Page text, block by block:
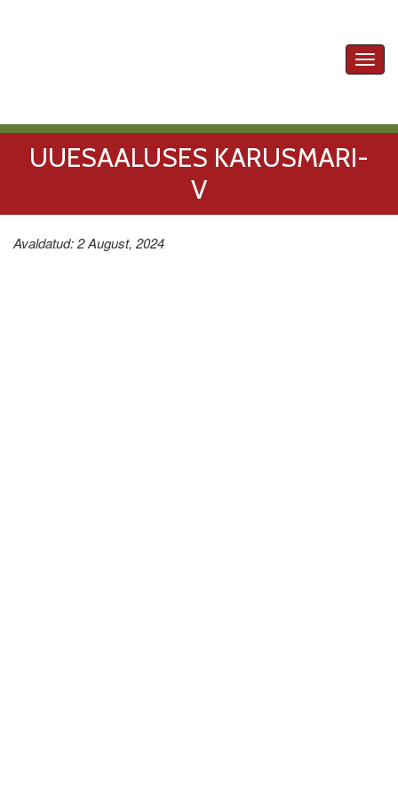
UUESAALUSES KARUSMARI-
V
Avaldatud: 2 August, 2024